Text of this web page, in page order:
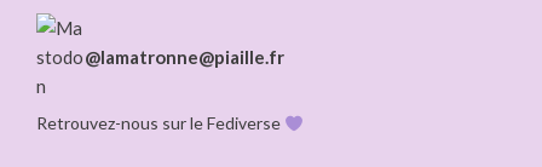
@lamatronne@piaille.fr
Retrouvez-nous sur le Fediverse